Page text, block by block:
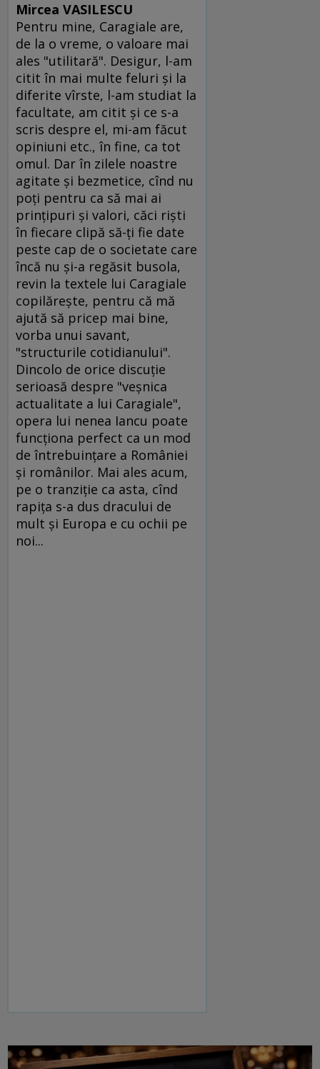
Mircea VASILESCU
Pentru mine, Caragiale are,
de la o vreme, o valoare mai
ales "utilitară". Desigur, l-am
citit în mai multe feluri şi la
diferite vîrste, l-am studiat la
facultate, am citit şi ce s-a
scris despre el, mi-am făcut
opiniuni etc., în fine, ca tot
omul. Dar în zilele noastre
agitate şi bezmetice, cînd nu
poţi pentru ca să mai ai
prinţipuri şi valori, căci rişti
în fiecare clipă să-ţi fie date
peste cap de o societate care
încă nu şi-a regăsit busola,
revin la textele lui Caragiale
copilăreşte, pentru că mă
ajută să pricep mai bine,
vorba unui savant,
"structurile cotidianului".
Dincolo de orice discuţie
serioasă despre "veşnica
actualitate a lui Caragiale",
opera lui nenea Iancu poate
funcţiona perfect ca un mod
de întrebuinţare a României
şi românilor. Mai ales acum,
pe o tranziţie ca asta, cînd
rapiţa s-a dus dracului de
mult şi Europa e cu ochii pe
noi...